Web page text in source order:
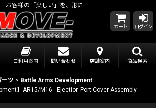
お客様の「楽しい」を、形に
カート ログイン
ご利用案内 問い合わせ 店舗案内 商品検索
ーツ > Battle Arms Development
】AR15/M16 - Ejection Port Cover Assembly